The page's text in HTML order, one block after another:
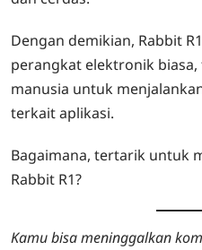
Dengan demikian, Rabbit
perangkat elektronik
manusia untuk
terkait aplikasi.
Bagaimana, tertarik untuk
Rabbit R1?
Kamu bisa meninggalkan